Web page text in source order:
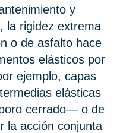
y
la rigidez extrema
o de asfalto hace
elásticos por
ejemplo, capas
elásticas
cerrado— o de
la acción conjunta